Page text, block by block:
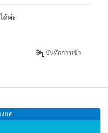
ด้ค่ะ
บันทึกการเข้า
แค